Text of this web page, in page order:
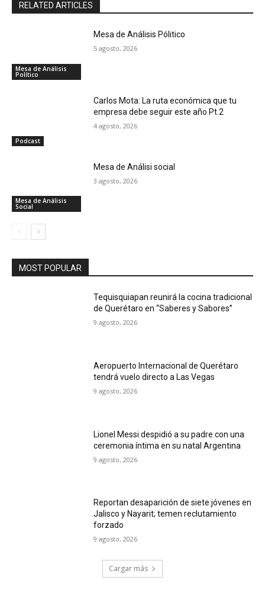
RELATED ARTICLES
Mesa de Análisis
Político
Mesa de Análisis Pólitico
5 agosto, 2026
Podcast
Carlos Mota: La ruta económica que tu
empresa debe seguir este año Pt.2
4 agosto, 2026
Mesa de Análisis
Social
Mesa de Análisi social
3 agosto, 2026
MOST POPULAR
Tequisquiapan reunirá la cocina tradicional
de Querétaro en “Saberes y Sabores”
9 agosto, 2026
Aeropuerto Internacional de Querétaro
tendrá vuelo directo a Las Vegas
9 agosto, 2026
Lionel Messi despidió a su padre con una
ceremonia íntima en su natal Argentina
9 agosto, 2026
Reportan desaparición de siete jóvenes en
Jalisco y Nayarit; temen reclutamiento
forzado
9 agosto, 2026
Cargar más